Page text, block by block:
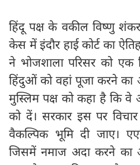
हिंदू पक्ष के वकील विष्णु
केस में इंदौर हाई कोर्ट का
ने भोजशाला परिसर को एक
हिंदुओं को वहां पूजा करने का
मुस्लिम पक्ष को कहा है कि वे
को दें। सरकार इस पर
वैकल्पिक भूमि दी जाए।
जिसमें नमाज अदा करने का